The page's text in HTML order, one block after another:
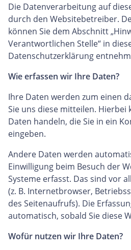
Die Datenverarbeitung auf
durch den Websitebetreiber.
können Sie dem Abschnitt
Verantwortlichen Stelle“ in
Datenschutzerklärung
Wie erfassen wir Ihre Daten?
Ihre Daten werden zum einen
Sie uns diese mitteilen. Hierbei
Daten handeln, die Sie in ein
eingeben.
Andere Daten werden
Einwilligung beim Besuch der
Systeme erfasst. Das sind vor
(z. B. Internetbrowser,
des Seitenaufrufs). Die
automatisch, sobald Sie diese
Wofür nutzen wir Ihre Daten?